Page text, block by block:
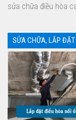
sửa chữa điều hòa
SỬA CHỮA, LẮP ĐẶT